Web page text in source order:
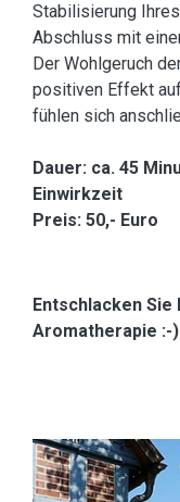
Stabilisierung
Abschluss mit
Der Wohlgeruch
positiven Effekt
fühlen sich
Dauer: ca. 45
Einwirkzeit
Preis: 50,- Euro
Entschlacken
Aromatherapie :-)